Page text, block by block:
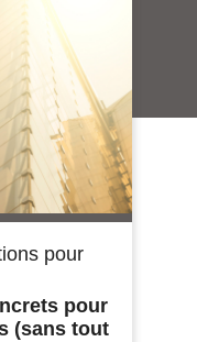
pour
pour
(sans tout